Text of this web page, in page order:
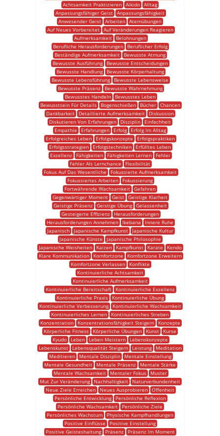
Achtsamkeit Praktizieren Aikido Alltag
Anpassungsfähiger Geist Anpassungsfähigkeit
Anwesender Geist Arbeiten Atemübungen
Auf Neues Vorbereitet
Auf Veränderungen Reagieren
Aufmerksamkeit
Belohnungen
Berufliche Herausforderungen
Beruflicher Erfolg
Beständige Aufmerksamkeit
Bewusste Atmung
Bewusste Ausführung
Bewusste Entscheidungen
Bewusste Handlung
Bewusste Körperhaltung
Bewusste Lebensführung
Bewusste Lebensweise
Bewusste Präsenz
Bewusste Wahrnehmung
Bewusstes Handeln
Bewusstes Leben
Bewusstsein Für Details
Bogenschießen Bücher
Chancen
Dankbarkeit
Detaillierte Aufmerksamkeit
Diskussion
Diskutieren Von Erfahrungen
Disziplin
Einfachheit
Empathie
Erfahrungen Erfolg
Erfolg Im Alltag
Erfolgreiches Leben
Erfolgskonzepte
Erfolgspraktiken
Erfolgsstrategien
Erfolgstechniken
Erfülltes Leben
Exzellenz
Fähigkeiten Fähigkeiten Lernen
Fehler
Fehler Als Lernchance
Flexibilität
Fokus Auf Das Wesentliche
Fokussierte Aufmerksamkeit
Fokussiertes Arbeiten
Fokussierung
Fortwährende Wachsamkeit Gefahren
Gegenwärtiger Moment Geist Geistige Klarheit
Geistige Präsenz
Geistige Übung
Gelassenheit
Gesteigerte Effizienz
Herausforderungen
Herausforderungen Annehmen
Ikebana
Innere Ruhe
Japanisch
Japanische Kampfkunst
Japanische Kultur
Japanische Künste
Japanische Philosophie
Japanische Weisheiten
Kaizen Kampfkunst Karate
Kendo
Klare Kommunikation
Komfortzone
Komfortzone Erweitern
Komfortzone Verlassen
Konflikte
Kontinuierliche Achtsamkeit
Kontinuierliche Aufmerksamkeit
Kontinuierliche Bereitschaft
Kontinuierliche Exzellenz
Kontinuierliche Praxis
Kontinuierliche Übung
Kontinuierliche Verbesserung
Kontinuierliche Wachsamkeit
Kontinuierliches Lernen
Kontinuierliches Streben
Konzentration
Konzentrationsfähigkeit Steigern
Konzepte
Körperliche Fitness
Körperliche Übungen Kunst
Kurse
Kyudo
Leben Leben Meistern
Lebenskonzepte
Lebenskunst
Lebensqualität Steigern Leistung
Meditation
Meditieren
Mentale Disziplin
Mentale Einstellung
Mentale Gesundheit
Mentale Präsenz
Mentale Stärke
Mentale Wachsamkeit
Mentaler Fokus
Muster
Mut Zur Veränderung
Nachhaltigkeit
Naturverbundenheit
Neue Ziele Erreichen
Neues Ausprobieren Offenheit
Persönliche Entwicklung
Persönliche Reflexion
Persönliche Wachsamkeit
Persönliche Ziele
Persönliches Wachstum
Physische Kampfhandlungen
Positive Einflüsse
Positive Einstellung
Positive Geisteshaltung
Präsenz
Präsenz Im Moment